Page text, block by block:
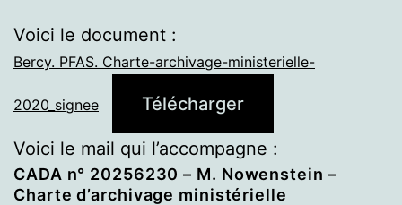
Voici le document :
Bercy. PFAS. Charte-archivage-ministerielle-
2020_signee Télécharger
Voici le mail qui l’accompagne :
CADA n° 20256230 – M. Nowenstein –
Charte d’archivage ministérielle